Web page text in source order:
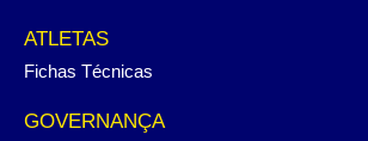
ATLETAS
Fichas Técnicas
GOVERNANÇA